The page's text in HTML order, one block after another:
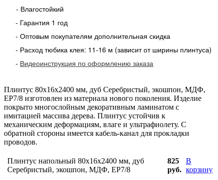
- Влагостойкий
- Гарантия 1 год
- Оптовым покупателям дополнительная скидка
- Расход тюбика клея: 11-16 м (зависит от ширины плинтуса)
- Видеоинструкция по оформлению заказа
Плинтус 80x16x2400 мм, дуб Серебристый, экошпон, МДФ,
EP7/8 изготовлен из материала нового поколения. Изделие
покрыто многослойным декоративным ламинатом с
имитацией массива дерева. Плинтус устойчив к
механическим деформациям, влаге и ультрафиолету. С
обратной стороны имеется кабель-канал для прокладки
проводов.
Плинтус напольный 80x16x2400 мм, дуб
Серебристый, экошпон, МДФ, ЕР7/8
825
руб.
В
корзину